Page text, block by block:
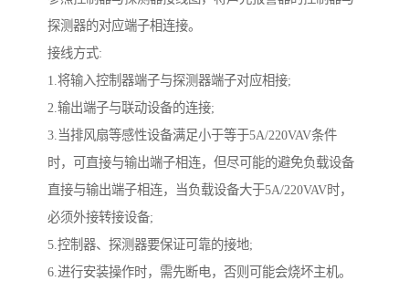
探测器的对应端子相连接。
接线方式:
1.将输入控制器端子与探测器端子对应相接;
2.输出端子与联动设备的连接;
3.当排风扇等感性设备满足小于等于5A/220VAV条件
时，可直接与输出端子相连，但尽可能的避免负载设备
直接与输出端子相连，当负载设备大于5A/220VAV时，
必须外接转接设备;
5.控制器、探测器要保证可靠的接地;
6.进行安装操作时，需先断电，否则可能会烧坏主机。